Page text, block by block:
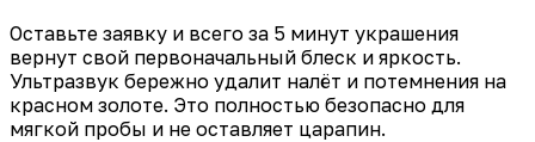
Оставьте заявку и всего за 5 минут украшения
вернут свой первоначальный блеск и яркость.
Ультразвук бережно удалит налёт и потемнения на
красном золоте. Это полностью безопасно для
мягкой пробы и не оставляет царапин.